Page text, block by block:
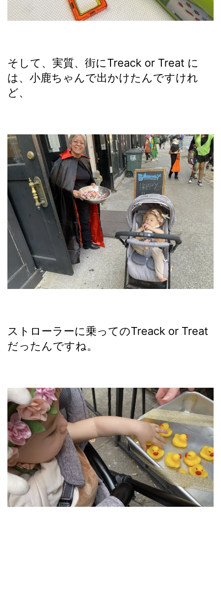
そして、実質、街にTreack or Treat に
は、小鹿ちゃんで出かけたんですけれ
ど、
ストローラーに乗ってのTreack or Treat
だったんですね。